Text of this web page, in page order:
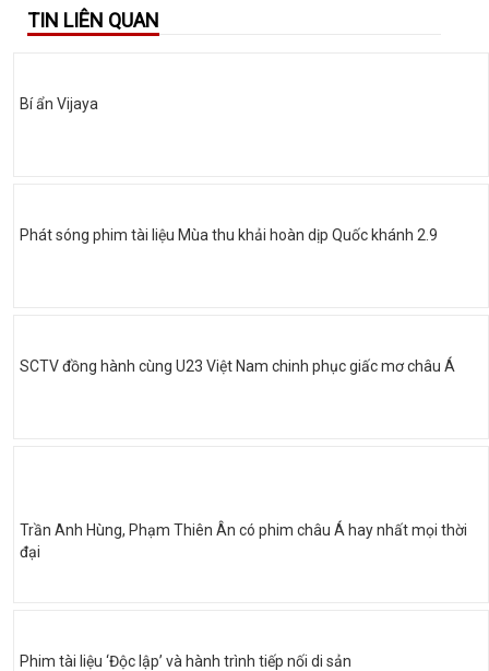
TIN LIÊN QUAN
Bí ẩn Vijaya
Phát sóng phim tài liệu Mùa thu khải hoàn dịp Quốc khánh 2.9
SCTV đồng hành cùng U23 Việt Nam chinh phục giấc mơ châu Á
Trần Anh Hùng, Phạm Thiên Ân có phim châu Á hay nhất mọi thời
đại
Phim tài liệu ‘Độc lập’ và hành trình tiếp nối di sản